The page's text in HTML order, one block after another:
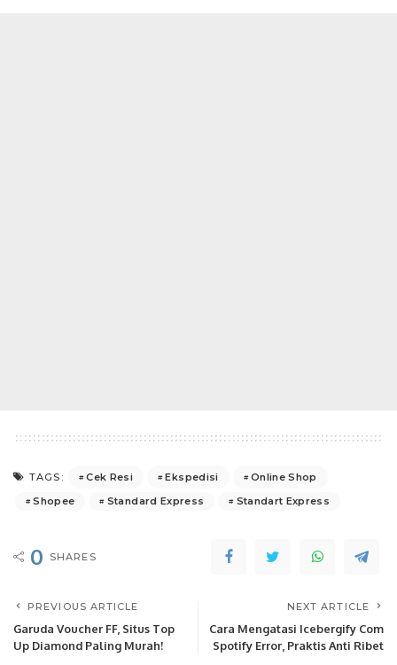
TAGS: Cek Resi Ekspedisi
Online Shop
Shopee
Standard Express Standart Express
0 SHARES
PREVIOUS ARTICLE
Garuda Voucher FF, Situs Top
Up Diamond Paling Murah!
NEXT ARTICLE
Cara Mengatasi Icebergify Com
Spotify Error, Praktis Anti Ribet